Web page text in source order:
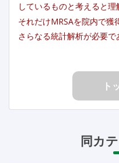
しているものと考えると理
それだけMRSAを院内で獲
さらなる統計解析が必要で
ト
同カ